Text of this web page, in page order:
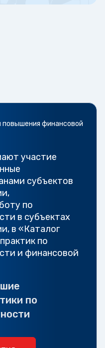
повышения финансовой
участие
субъектов
по
в субъектах
в «Каталог
по
и финансовой
по